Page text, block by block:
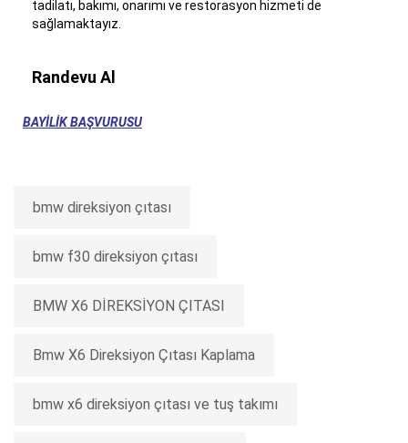
tadilatı, bakımı, onarımı ve restorasyon hizmeti de
sağlamaktayız.
Randevu Al
BAYİLİK BAŞVURUSU
bmw direksiyon çıtası
bmw f30 direksiyon çıtası
BMW X6 DİREKSİYON ÇITASI
Bmw X6 Direksiyon Çıtası Kaplama
bmw x6 direksiyon çıtası ve tuş takımı